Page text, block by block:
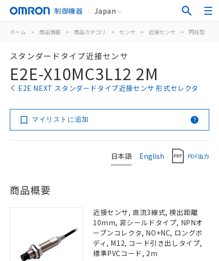
制御機器 Japan
ホーム > 商品情報 > 商品カテゴリ > センサ > 近接センサ > 円柱型
スタンダードタイプ近接センサ
E2E-X10MC3L12 2M
E2E NEXT スタンダードタイプ近接センサ 形式セレクタ
マイリストに追加
日本語 English PDF出力
商品概要
近接センサ, 直流3線式, 検出距離
10mm, 非シールドタイプ, NPNオ
ープンコレクタ, NO+NC, ロングボ
ディ, M12, コード引き出しタイプ,
標準PVCコード, 2m